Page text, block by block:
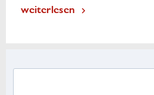
weiterlesen